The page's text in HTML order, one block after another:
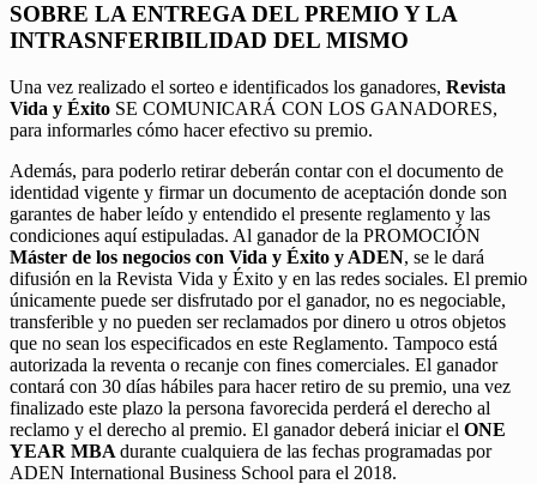
SOBRE LA ENTREGA DEL PREMIO Y LA
INTRASNFERIBILIDAD DEL MISMO
Una vez realizado el sorteo e identificados los ganadores, Revista
Vida y Éxito SE COMUNICARÁ CON LOS GANADORES,
para informarles cómo hacer efectivo su premio.
Además, para poderlo retirar deberán contar con el documento de
identidad vigente y firmar un documento de aceptación donde son
garantes de haber leído y entendido el presente reglamento y las
condiciones aquí estipuladas. Al ganador de la PROMOCIÓN
Máster de los negocios con Vida y Éxito y ADEN, se le dará
difusión en la Revista Vida y Éxito y en las redes sociales. El premio
únicamente puede ser disfrutado por el ganador, no es negociable,
transferible y no pueden ser reclamados por dinero u otros objetos
que no sean los especificados en este Reglamento. Tampoco está
autorizada la reventa o recanje con fines comerciales. El ganador
contará con 30 días hábiles para hacer retiro de su premio, una vez
finalizado este plazo la persona favorecida perderá el derecho al
reclamo y el derecho al premio. El ganador deberá iniciar el ONE
YEAR MBA durante cualquiera de las fechas programadas por
ADEN International Business School para el 2018.